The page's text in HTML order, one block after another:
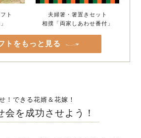
ト
夫婦箸・箸置きセット
相撲「両家しあわせ番付」
トをもっと見る
！できる花婿＆花嫁！
会を成功させよう！